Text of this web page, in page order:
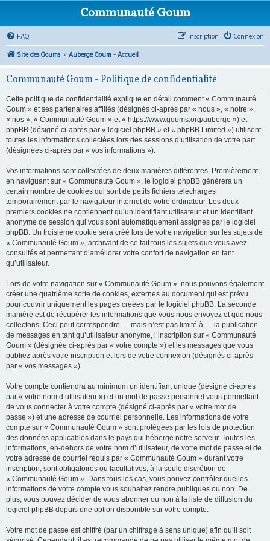
Communauté Goum
FAQ Connexion
Inscription
Site des Goums
Auberge Goum - Accueil
Communauté Goum - Politique de confidentialité
Cette politique de confidentialité explique en détail comment « Communauté
Goum » et ses partenaires affiliés (désignés ci-après par « nous », « notre »,
« nos », « Communauté Goum » et « https://www.goums.org/auberge ») et
phpBB (désigné ci-après par « logiciel phpBB » et « phpBB Limited ») utilisent
toutes les informations collectées lors des sessions d’utilisation de votre part
(désignées ci-après par « vos informations »).
Vos informations sont collectées de deux manières différentes. Premièrement,
en naviguant sur « Communauté Goum », le logiciel phpBB génèrera un
certain nombre de cookies qui sont de petits fichiers téléchargés
temporairement par le navigateur internet de votre ordinateur. Les deux
premiers cookies ne contiennent qu’un identifiant utilisateur et un identifiant
anonyme de session qui vous sont automatiquement assignés par le logiciel
phpBB. Un troisième cookie sera créé lors de votre navigation sur les sujets de
« Communauté Goum », archivant de ce fait tous les sujets que vous avez
consultés et permettant d’améliorer votre confort de navigation en tant
qu’utilisateur.
Lors de votre navigation sur « Communauté Goum », nous pouvons également
créer une quatrième sorte de cookies, externes au document qui est prévu
pour couvrir uniquement les pages créées par le logiciel phpBB. La seconde
manière est de récupérer les informations que vous nous envoyez et que nous
collectons. Ceci peut correspondre — mais n’est pas limité à — la publication
de messages en tant qu’utilisateur anonyme, l’inscription sur « Communauté
Goum » (désignée ci-après par « votre compte ») et les messages que vous
publiez après votre inscription et lors de votre connexion (désignés ci-après
par « vos messages »).
Votre compte contiendra au minimum un identifiant unique (désigné ci-après
par « votre nom d’utilisateur ») et un mot de passe personnel vous permettant
de vous connecter à votre compte (désigné ci-après par « votre mot de
passe ») et une adresse de courriel personnelle. Les informations de votre
compte sur « Communauté Goum » sont protégées par les lois de protection
des données applicables dans le pays qui héberge notre serveur. Toutes les
informations, en-dehors de votre nom d’utilisateur, de votre mot de passe et de
votre adresse de courriel requis par « Communauté Goum » durant votre
inscription, sont obligatoires ou facultatives, à la seule discrétion de
« Communauté Goum ». Dans tous les cas, vous pouvez contrôler quelles
informations de votre compte vous souhaitez rendre publiques ou non. De
plus, vous pouvez décider de vous abonner ou non à la liste de diffusion du
logiciel phpBB depuis une option disponible sur votre compte.
Votre mot de passe est chiffré (par un chiffrage à sens unique) afin qu’il soit